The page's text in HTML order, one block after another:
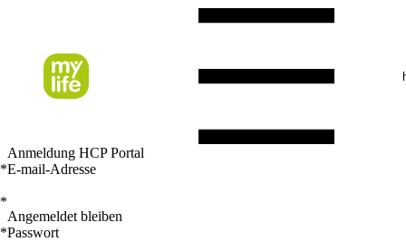
Anmeldung HCP Portal
*E-mail-Adresse
*
Angemeldet bleiben
*Passwort